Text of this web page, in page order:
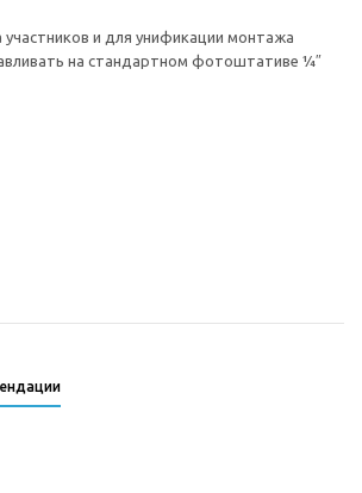
участников и для унификации монтажа
на стандартном фотоштативе ¼″